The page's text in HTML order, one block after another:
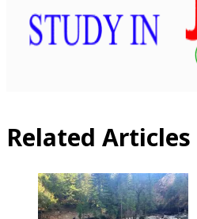
Related Articles